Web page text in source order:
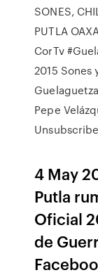
SONES,
PUTLA
CorTv
2015 Sones
Pepe
Unsubscribe
4 May
Putla
Oficial
de